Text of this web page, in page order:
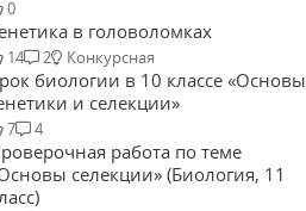
0
в головоломках
14 2 Конкурсная
биологии в 10 классе «Основы
и селекции»
7 4
работа по теме
селекции» (Биология, 11